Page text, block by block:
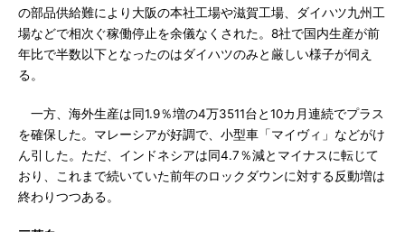
の部品供給難により大阪の本社工場や滋賀工場、ダイハツ九州工
場などで相次ぐ稼働停止を余儀なくされた。8社で国内生産が前
年比で半数以下となったのはダイハツのみと厳しい様子が伺え
る。
一方、海外生産は同1.9％増の4万3511台と10カ月連続でプラス
を確保した。マレーシアが好調で、小型車「マイヴィ」などがけ
ん引した。ただ、インドネシアは同4.7％減とマイナスに転じて
おり、これまで続いていた前年のロックダウンに対する反動増は
終わりつつある。